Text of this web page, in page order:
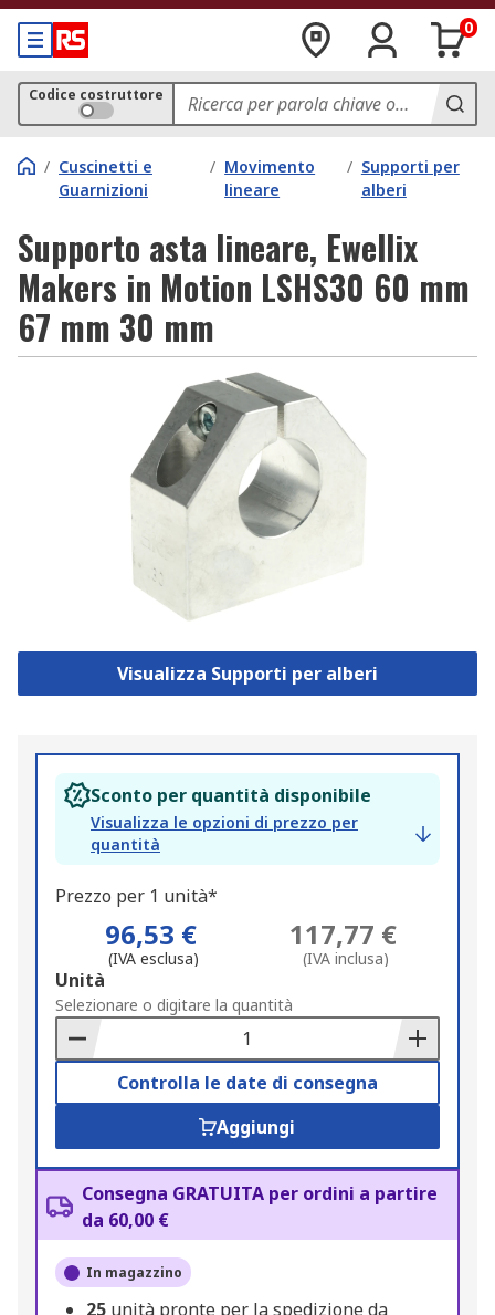
0
Codice costruttore
/ Cuscinetti e
Guarnizioni
/ Movimento
lineare
/ Supporti per
alberi
Supporto asta lineare, Ewellix
Makers in Motion LSHS30 60 mm
67 mm 30 mm
Visualizza Supporti per alberi
Sconto per quantità disponibile
Visualizza le opzioni di prezzo per
quantità
Prezzo per 1 unità*
96,53 €
(IVA esclusa)
117,77 €
(IVA inclusa)
Add
to
Basket
Unità
Selezionare o digitare la quantità
Controlla le date di consegna
Aggiungi
Consegna GRATUITA per ordini a partire
da 60,00 €
In magazzino
25 unità pronte per la spedizione da